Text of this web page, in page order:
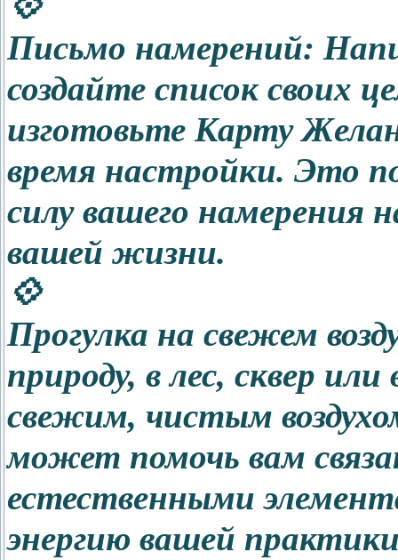
Письмо намерений:
создайте список своих
изготовьте Карту
время настройки. Это
силу вашего намерения
вашей жизни.
💠
Прогулка на свежем
природу, в лес, сквер
свежим, чистым
может помочь вам
естественными
энергию вашей